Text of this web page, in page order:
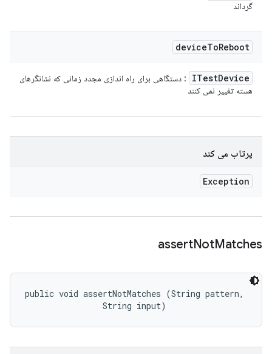
گرداند
deviceToReboot
ITestDevice
: دستگاهی برای راه اندازی مجدد زمانی که نشانگرهای
هسته تغییر نمی کنند
پرتاب می کند
Exception
assertNotMatches
public void assertNotMatches (String pattern,
                String input)